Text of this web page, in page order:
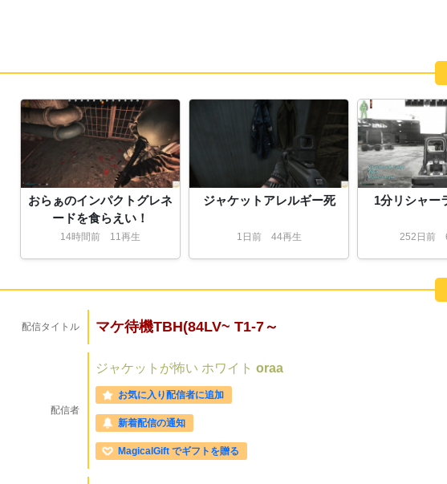
おらぁのインパクトグレネ
ードを食らえい！
14時間前 11再生
ジャケットアレルギー死
1 日 前44再生
1分リシャー
252 日 前
配信タイトル マケ待機TBH(84LV~ T1-7～
配信者
ジャケットが怖い ホワイト oraa
お気に入り配信者に追加
新着配信の通知
MagicalGift でギフトを贈る